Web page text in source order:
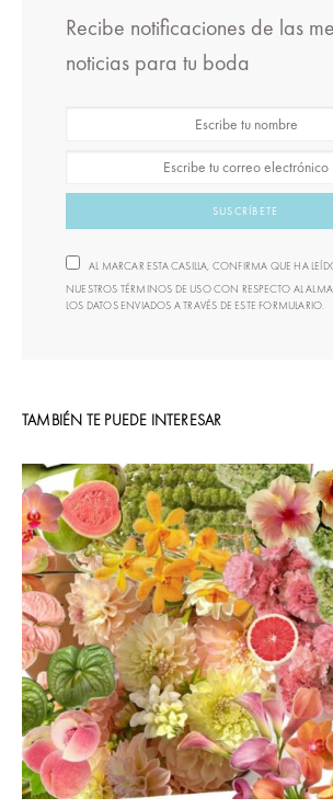
Recibe notificaciones de las
noticias para tu boda
SUSCRÍBETE
AL MARCAR ESTA CASILLA, CONFIRMA QUE HA
NUESTROS TÉRMINOS DE USO CON RESPECTO AL
LOS DATOS ENVIADOS A TRAVÉS DE ESTE FORMULARIO.
TAMBIÉN TE PUEDE INTERESAR